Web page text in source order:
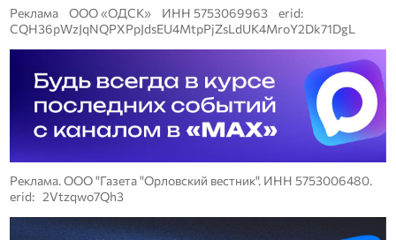
Реклама ООО «ОДСК» ИНН 5753069963 erid:
CQH36pWzJqNQPXPpJdsEU4MtpPjZsLdUK4MroY2Dk71DgL
Реклама. ООО "Газета "Орловский вестник". ИНН 5753006480.
erid: 2Vtzqwo7Qh3